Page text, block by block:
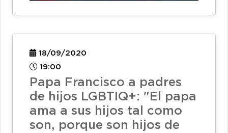
18/09/2020
19:00
Papa Francisco a padres
de hijos LGBTIQ+: "El papa
ama a sus hijos tal como
son, porque son hijos de